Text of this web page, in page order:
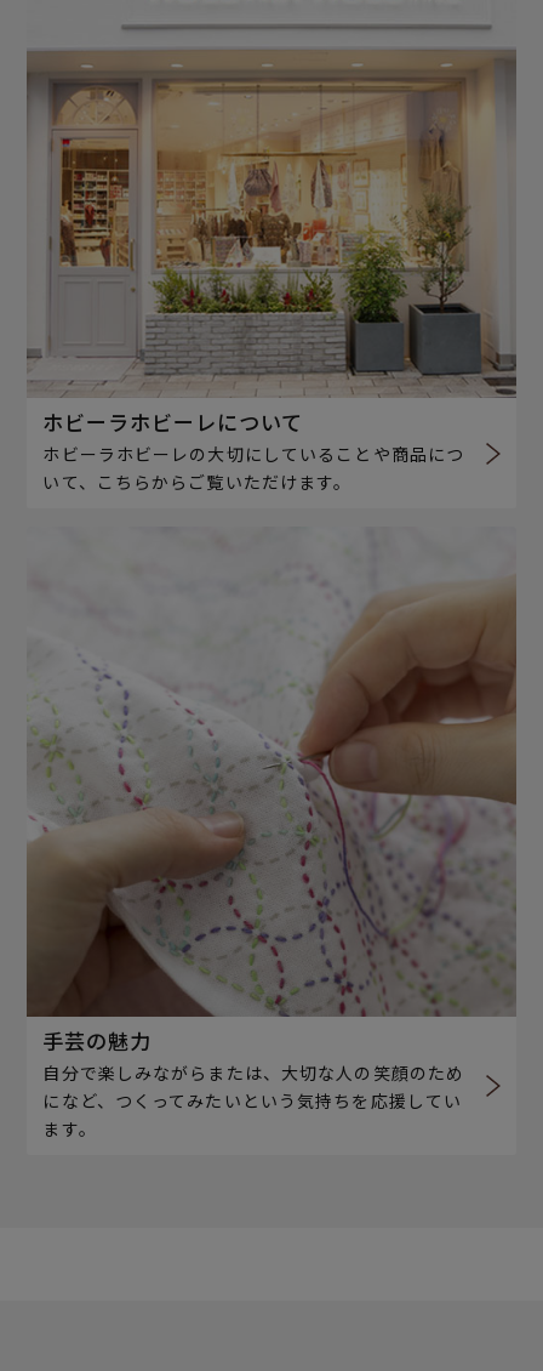
ホビーラホビーレについて
ホビーラホビーレの大切にしていることや商品につ
いて、こちらからご覧いただけます。
手芸の魅力
自分で楽しみながらまたは、大切な人の笑顔のため
になど、つくってみたいという気持ちを応援してい
ます。